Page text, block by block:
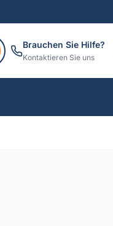
Brauchen Sie Hilfe?
Kontaktieren Sie uns